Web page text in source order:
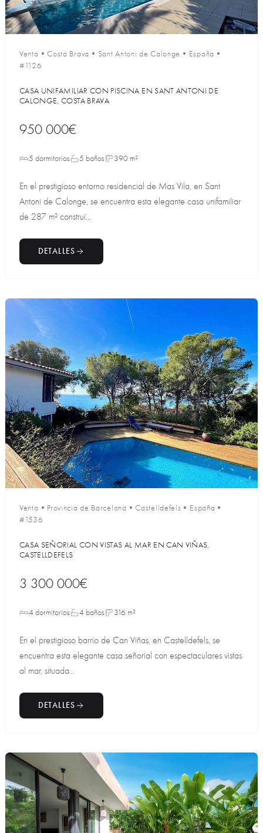
Venta •Costa Brava • Sant Antoni de Calonge • España •
#1126
CASA UNIFAMILIAR CON PISCINA EN SANT ANTONI DE
CALONGE, COSTA BRAVA
950 000€
5 dormitorios 5 baños 390 m²
En el prestigioso entorno residencial de Mas Vila, en Sant
Antoni de Calonge, se encuentra esta elegante casa unifamiliar
de 287 m² construi...
DETALLES
Venta • Provincia de Barcelona •Castelldefels • España •
#1536
CASA SEÑORIAL CON VISTAS AL MAR EN CAN VIÑAS,
CASTELLDEFELS
3 300 000€
4 dormitorios 4 baños 316 m²
En el prestigioso barrio de Can Viñas, en Castelldefels, se
encuentra esta elegante casa señorial con espectaculares vistas
al mar, situada...
DETALLES